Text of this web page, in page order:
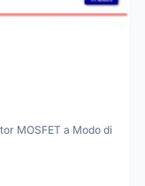
MOSFET a Modo di